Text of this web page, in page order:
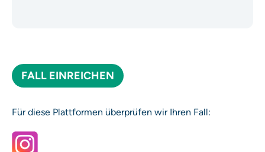
FALL EINREICHEN
Für diese Plattformen überprüfen wir Ihren Fall: